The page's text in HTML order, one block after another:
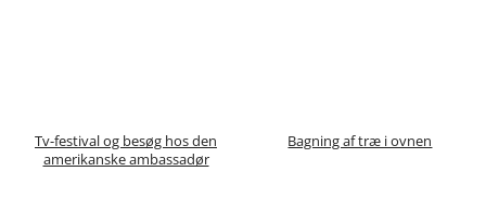
Tv-festival og besøg hos den
amerikanske ambassadør
Bagning af træ i ovnen